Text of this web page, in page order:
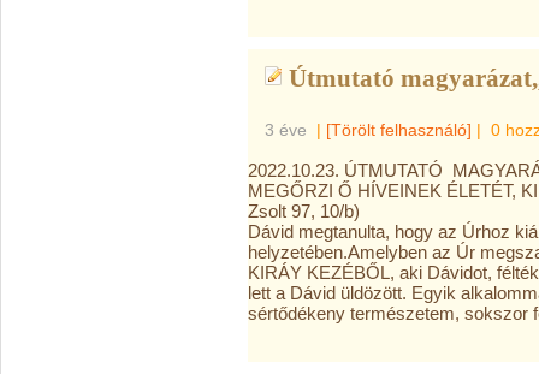
Útmutató
3 éve | [Törölt felhasználó] | 0
2022.10.23. ÚTMUTATÓ
MEGŐRZI Ő HÍVEINEK ÉLETÉT,
Zsolt 97, 10/b)
Dávid megtanulta, hogy az Úrhoz
helyzetében.Amelyben az Úr
KIRÁY KEZÉBŐL, aki Dávidot,
lett a Dávid üldözött. Egyik
sértődékeny természetem, sokszor